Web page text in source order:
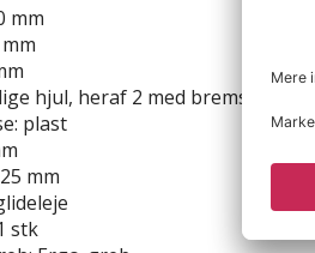
mm
hjul, heraf 2 med bremse
plast
mm
stk